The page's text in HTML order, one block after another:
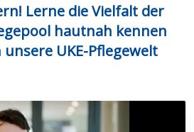
Lerne die Vielfalt der
hautnah kennen
UKE-Pflegewelt